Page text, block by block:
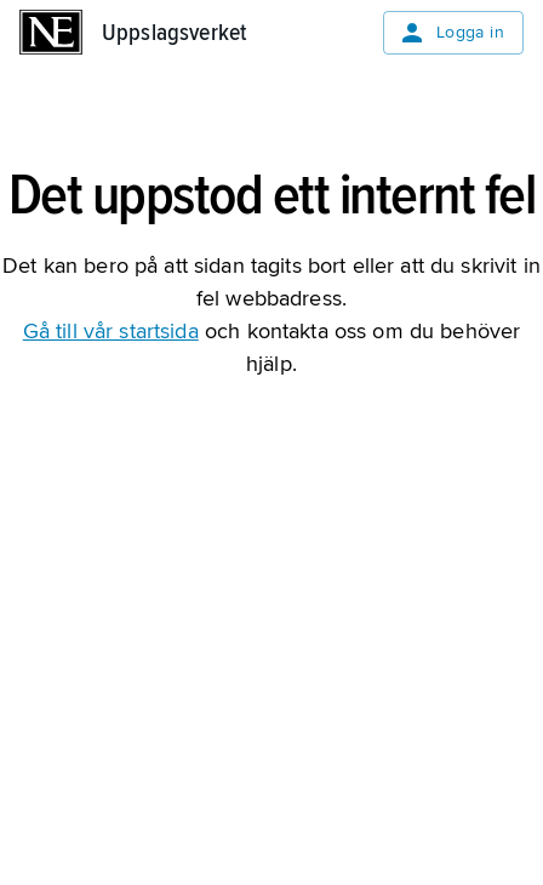
Uppslagsverket Logga in
Det uppstod ett internt fel
Det kan bero på att sidan tagits bort eller att du skrivit in
fel webbadress.
Gå till vår startsidaoch kontakta oss om du behöver
hjälp.